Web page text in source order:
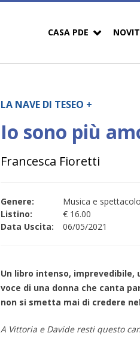
CASA PDE
LA NAVE DI TESEO +
Io sono più
Francesca Fioretti
Genere:
Musica e spettacolo
Listino:
€ 16.00
Data Uscita:
06/05/2021
Un libro intenso,
voce di una donna che canta
non si smetta mai di credere
A Vittoria e Davide resti questo